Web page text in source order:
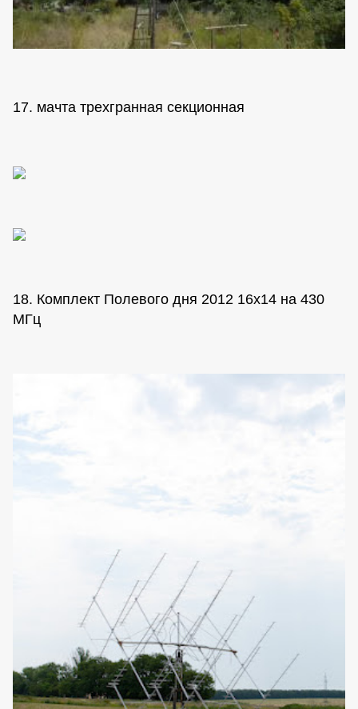
17. мачта трехгранная секционная
18. Комплект Полевого дня 2012 16х14 на 430
МГц